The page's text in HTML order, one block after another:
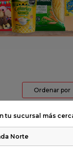
tu sucursal más
Norte
Ordenar por
Error
al
cargar